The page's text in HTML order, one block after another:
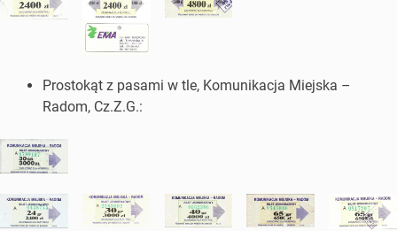
Prostokąt z pasami w tle, Komunikacja Miejska –
Radom, Cz.Z.G.: